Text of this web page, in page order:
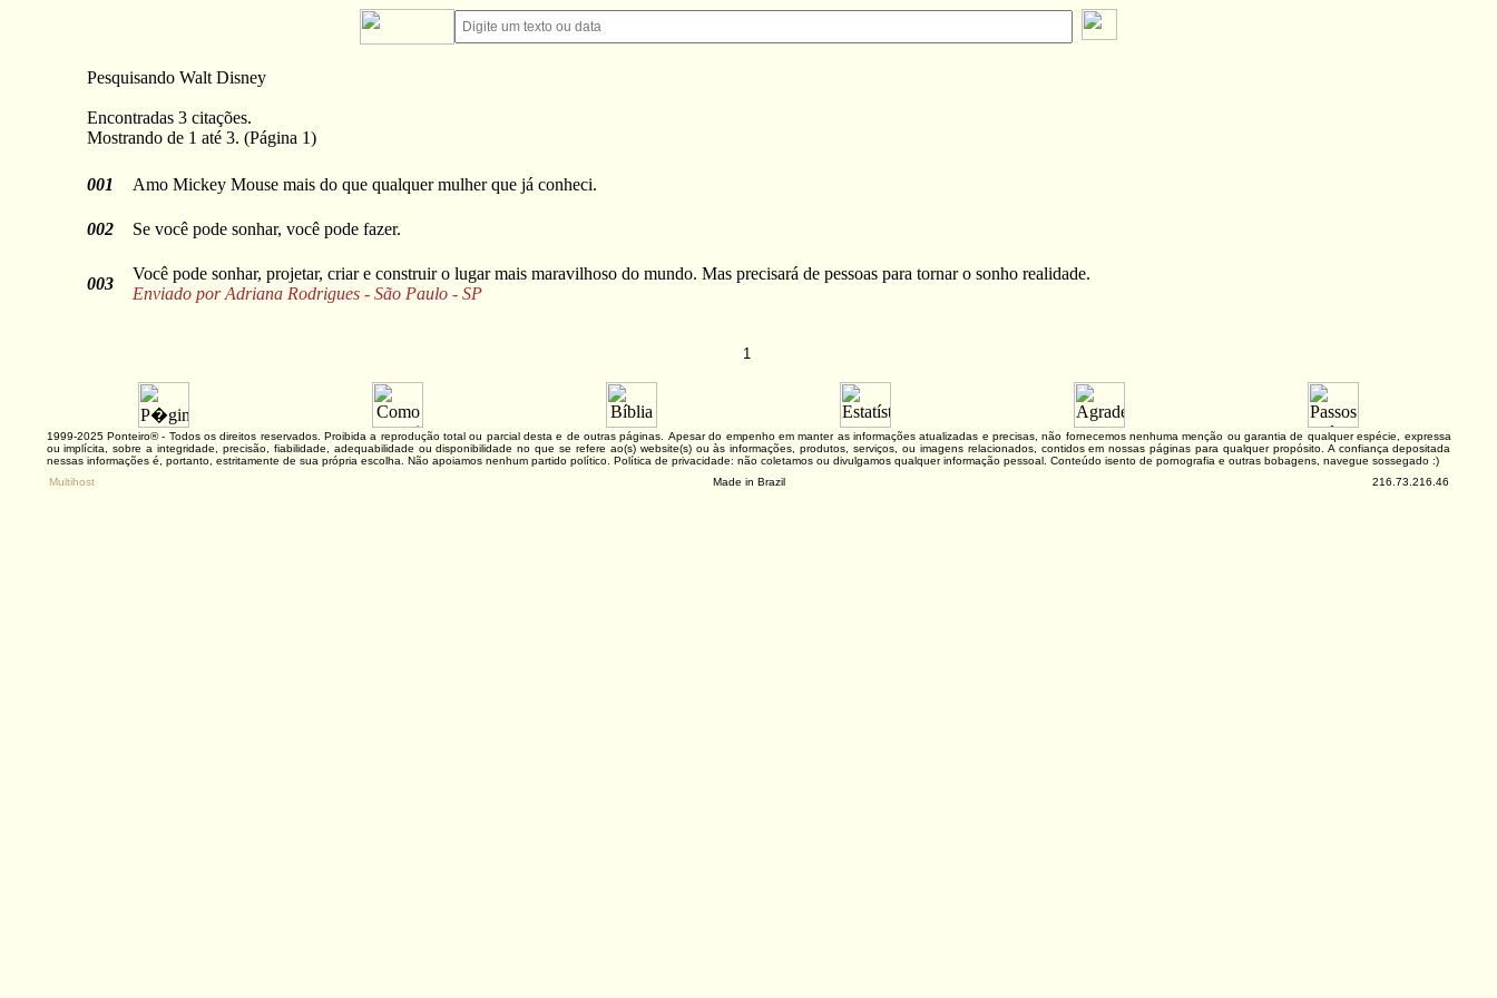
Pesquisando Walt Disney
Encontradas 3 citações.
Mostrando de 1 até 3. (Página 1)
001 Amo Mickey Mouse mais do que qualquer mulher que já conheci.
002 Se você pode sonhar, você pode fazer.
003
Você pode sonhar, projetar, criar e construir o lugar mais maravilhoso do mundo. Mas precisará de pessoas para tornar o sonho realidade.
Enviado por Adriana Rodrigues - São Paulo - SP
1
1999-2025 Ponteiro® - Todos os direitos reservados. Proibida a reprodução total ou parcial desta e de outras páginas. Apesar do empenho em manter as informações atualizadas e precisas, não fornecemos nenhuma menção ou garantia de qualquer espécie, expressa
ou implícita, sobre a integridade, precisão, fiabilidade, adequabilidade ou disponibilidade no que se refere ao(s) website(s) ou às informações, produtos, serviços, ou imagens relacionados, contidos em nossas páginas para qualquer propósito. A confiança depositada
nessas informações é, portanto, estritamente de sua própria escolha. Não apoiamos nenhum partido político. Política de privacidade: não coletamos ou divulgamos qualquer informação pessoal. Conteúdo isento de pornografia e outras bobagens, navegue sossegado :)
Multihost
Made in Brazil 216.73.216.46